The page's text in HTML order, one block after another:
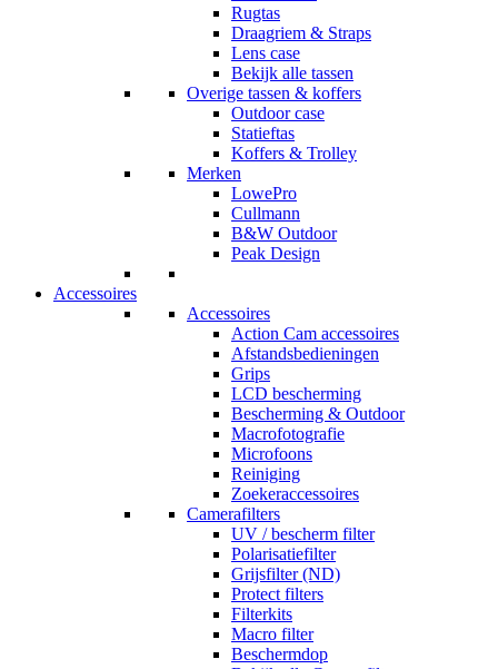
Rugtas
Draagriem & Straps
Lens case
Bekijk alle tassen
Overige tassen & koffers
Outdoor case
Statieftas
Koffers & Trolley
Merken
LowePro
Cullmann
B&W Outdoor
Peak Design
Accessoires
Accessoires
Action Cam accessoires
Afstandsbedieningen
Grips
LCD bescherming
Bescherming & Outdoor
Macrofotografie
Microfoons
Reiniging
Zoekeraccessoires
Camerafilters
UV / bescherm filter
Polarisatiefilter
Grijsfilter (ND)
Protect filters
Filterkits
Macro filter
Beschermdop